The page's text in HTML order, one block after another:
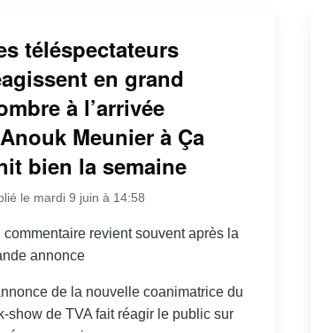
téléspectateurs
en grand
à l’arrivée
Meunier à Ça
bien la semaine
le mardi 9 juin à 14:58
commentaire revient souvent après la
annonce
de la nouvelle coanimatrice du
show de TVA fait réagir le public sur